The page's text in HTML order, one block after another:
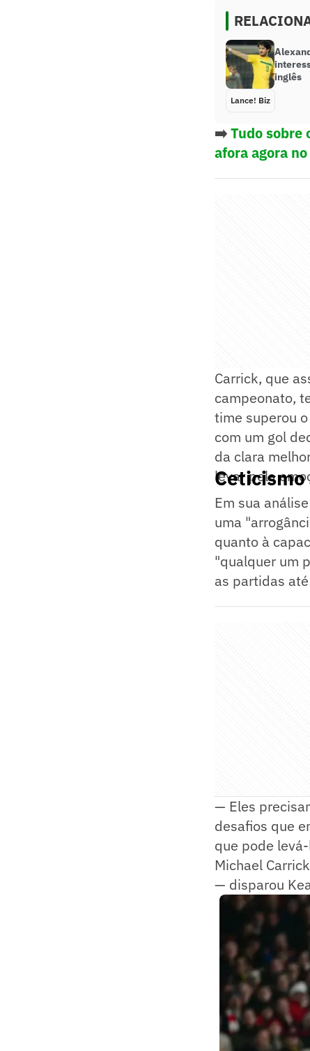
inglês
Lance! Biz
➡️Tudo sobre
afora agora
Carrick, que
campeonato,
time superou
com um gol
da clara
levar pela
Em sua
uma
quanto à
"qualquer um
as partidas
— Eles
desafios que
que pode
Michael
— disparou